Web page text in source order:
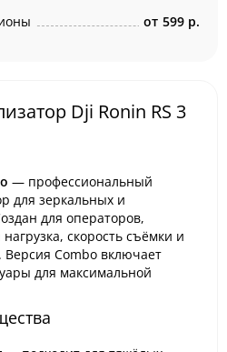
от 599 р.
Dji Ronin RS 3
— профессиональный
для зеркальных и
для операторов,
скорость съёмки и
Версия Combo включает
для максимальной